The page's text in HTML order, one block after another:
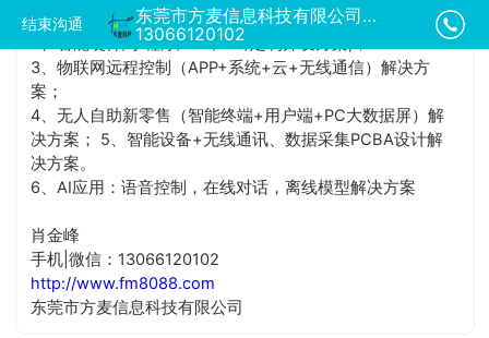
结束沟通
东莞市方麦信息科技有限公司正在为您服务
13066120102
1、共享经济模式（共享租赁）系统整套解决方案；
2、智能硬件/小程序/APP/IOS/定制开发方案;；
3、物联网远程控制（APP+系统+云+无线通信）解决方
案；
4、无人自助新零售（智能终端+用户端+PC大数据屏）解
决方案； 5、智能设备+无线通讯、数据采集PCBA设计解
决方案。
6、AI应用：语音控制，在线对话，离线模型解决方案
肖金峰
手机|微信：13066120102
http://www.fm8088.com
东莞市方麦信息科技有限公司